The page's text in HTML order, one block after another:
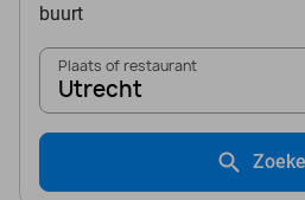
buurt
Plaats of restaurant
Utrecht